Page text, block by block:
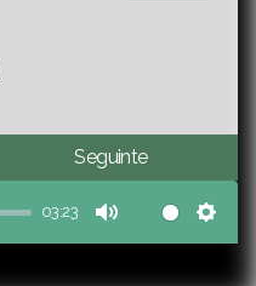
Seguinte
03:23
Mute